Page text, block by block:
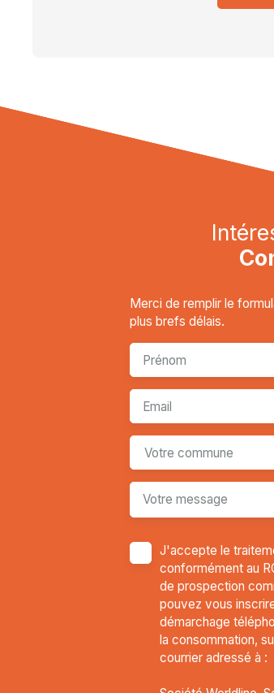
Merci de remplir le
plus brefs délais.
Prénom
Email
Votre commune
Votre message
J'accepte le
conformément au
de prospection
pouvez vous
démarchage
la consommation,
courrier adressé à :